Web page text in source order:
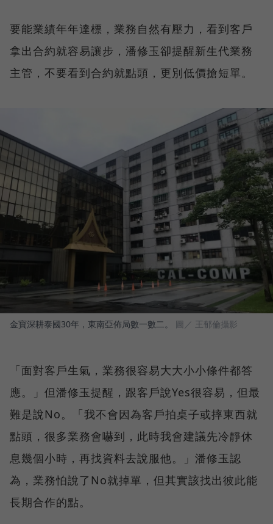
要能業績年年達標，業務自然有壓力，看到客戶
拿出合約就容易讓步，潘修玉卻提醒新生代業務
主管，不要看到合約就點頭，更別低價搶短單。
金寶深耕泰國30年，東南亞佈局數一數二。 圖／ 王郁倫攝影
「面對客戶生氣，業務很容易大大小小條件都答
應。」但潘修玉提醒，跟客戶說Yes很容易，但最
難是說No。「我不會因為客戶拍桌子或摔東西就
點頭，很多業務會嚇到，此時我會建議先冷靜休
息幾個小時，再找資料去說服他。」潘修玉認
為，業務怕說了No就掉單，但其實該找出彼此能
長期合作的點。